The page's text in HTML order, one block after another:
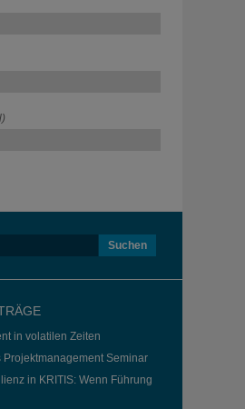
in volatilen Zeiten
Projektmanagement Seminar
in KRITIS: Wenn Führung